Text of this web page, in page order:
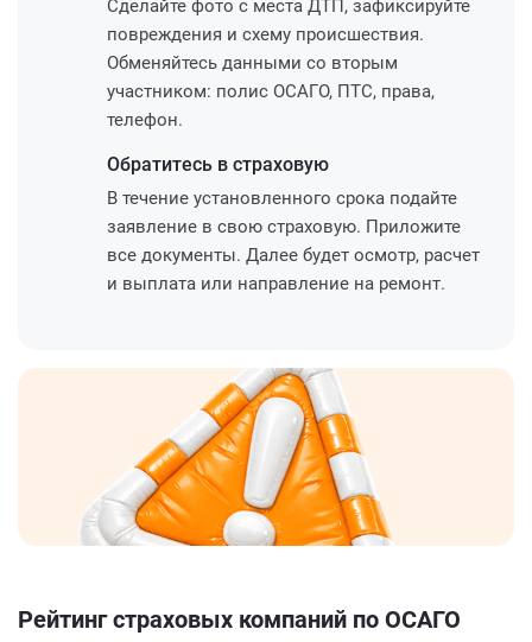
Сделайте фото с места ДТП, зафиксируйте
повреждения и схему происшествия.
Обменяйтесь данными со вторым
участником: полис ОСАГО, ПТС, права,
телефон.
Обратитесь в страховую
В течение установленного срока подайте
заявление в свою страховую. Приложите
все документы. Далее будет осмотр, расчет
и выплата или направление на ремонт.
Рейтинг страховых компаний по ОСАГО